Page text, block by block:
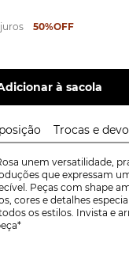
50%OFF
à sacola
Trocas e
unem versatilidade,
que expressam
Peças com shape
cores e detalhes
os estilos. Invista e